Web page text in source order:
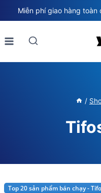
to
content
Miễn phí giao hàng
/
Top 20 sản phẩm bán chạy -